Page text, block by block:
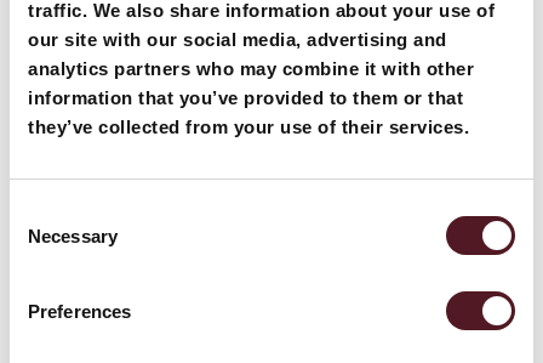
traffic. We also share information about your use of
our site with our social media, advertising and
analytics partners who may combine it with other
information that you’ve provided to them or that
they’ve collected from your use of their services.
Selection
Necessary
Preferences
Wir bei Redpack freuen uns, Ihnen mit unseren
cleveren Verpackungslösungen dabei zu helfen, Ihre
Kosten zu senden und etwas Gutes für die Umwelt zu
tun. Und zugegeben: Wir sind auch ein bisschen stolz
Verpacken ohne Tray sind branchenführend. Allein in
produzierten Maschinen darauf spezialisiert, auch
Sie möchten auch Verpackungsmaterial sparen und